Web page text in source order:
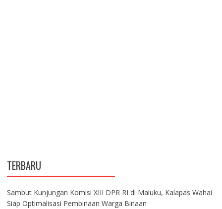
TERBARU
Sambut Kunjungan Komisi XIII DPR RI di Maluku, Kalapas Wahai
Siap Optimalisasi Pembinaan Warga Binaan